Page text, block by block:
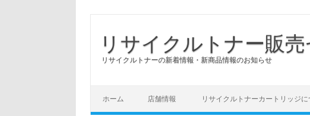
リサイクルトナー販
リサイクルトナーの新着情報・新商品情報のお知らせ
ホーム 店舗情報 リサイクルトナーカートリッジに